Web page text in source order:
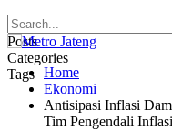
Posts
Categories
Tags Home
Ekonomi
Antisipasi Inflasi
Tim Pengendali